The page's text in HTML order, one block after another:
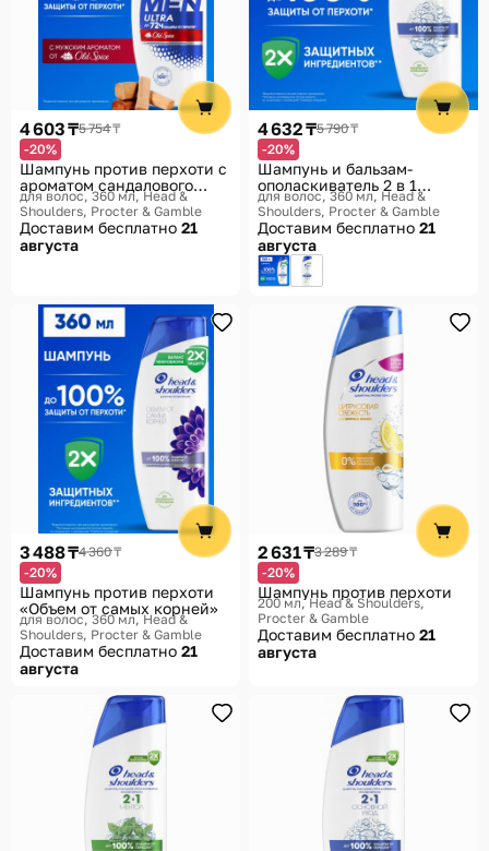
4 603 ₸5 754 ₸
-20%
Шампунь против перхоти с
ароматом сандалового
дерева «Old Spice»
для волос, 360 мл Head &
Shoulders, Procter & Gamble
Доставим бесплатно 21
августа
4 632 ₸5 790 ₸
-20%
Шампунь и бальзам-
ополаскиватель 2 в 1
против перхоти «Основной
уход»
для волос, 360 мл Head &
Shoulders, Procter & Gamble
Доставим бесплатно 21
августа
3 488 ₸4 360 ₸
-20%
Шампунь против перхоти
«Объем от самых корней»
для волос, 360 мл Head &
Shoulders, Procter & Gamble
Доставим бесплатно 21
августа
2 631 ₸3 289 ₸
-20%
Шампунь против перхоти
200 мл Head & Shoulders,
Procter & Gamble
Доставим бесплатно 21
августа